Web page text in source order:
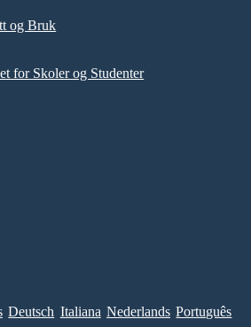
og Bruk
for Skoler og Studenter
Deutsch Italiana Nederlands Português